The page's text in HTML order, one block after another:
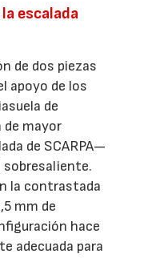
escalada
de dos piezas
apoyo de los
de
mayor
de SCARPA—
sobresaliente.
la contrastada
mm de
hace
adecuada para